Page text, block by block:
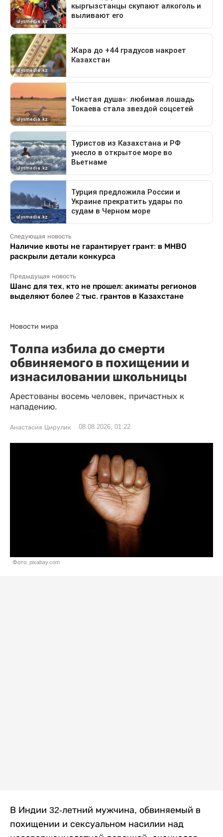
Следующая новость
Наличие квоты не гарантирует грант: в МНВО
раскрыли детали конкурса
Предыдущая новость
Шанс для тех, кто не прошел: акиматы регионов
выделяют более 2 тыс. грантов в Казахстане
Новости мира
Толпа избила до смерти
обвиняемого в похищении и
изнасиловании школьницы
Арестованы восемь человек, причастных к
нападению.
Анастасия Цирулик 08.08.2026, 01:22
Фото: pixabay.com
В Индии 32-летний мужчина, обвиняемый в
похищении и сексуальном насилии над